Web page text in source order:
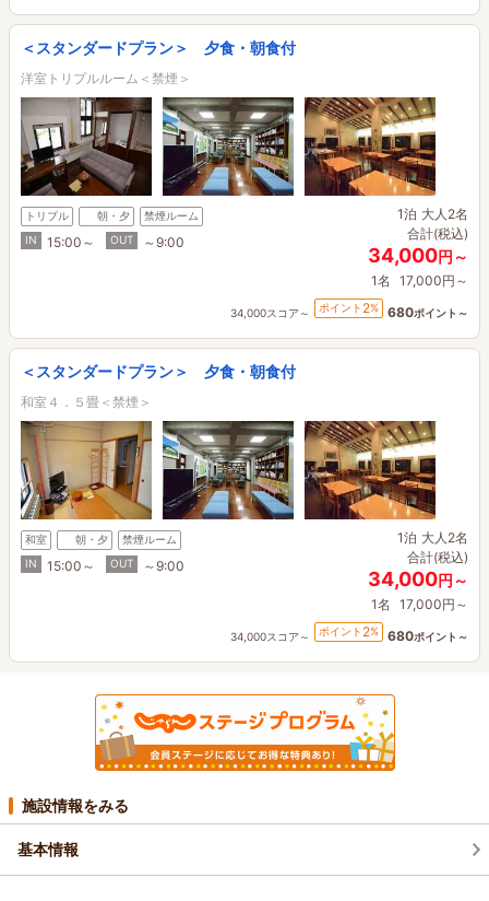
＜スタンダードプラン＞ 夕食・朝食付
洋室トリプルルーム＜禁煙＞
トリプル 朝・夕
禁煙ルーム
IN
15:00～ OUT ～9:00
1泊 大人2名
合計(税込)
34,000円～
1名 17,000円～
34,000スコア～ ポイント 2% 680ポイント～
＜スタンダードプラン＞ 夕食・朝食付
和室４．５畳＜禁煙＞
和室 朝・夕
禁煙ルーム
IN
15:00～ OUT ～9:00
1泊 大人2名
合計(税込)
34,000円～
1名 17,000円～
34,000スコア～ ポイント 2% 680ポイント～
施設情報をみる
基本情報